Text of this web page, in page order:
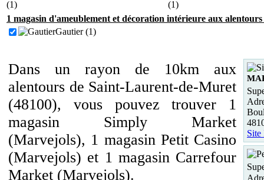
(1)
(1)
1 magasin d'ameublement et décoration intérieure aux
Gautier (1)
Dans un rayon de 10km aux
alentours de Saint-Laurent-de-Muret
(48100), vous pouvez trouver 1
magasin Simply Market
(Marvejols), 1 magasin Petit Casino
(Marvejols) et 1 magasin Carrefour
Market (Marvejols).
Site